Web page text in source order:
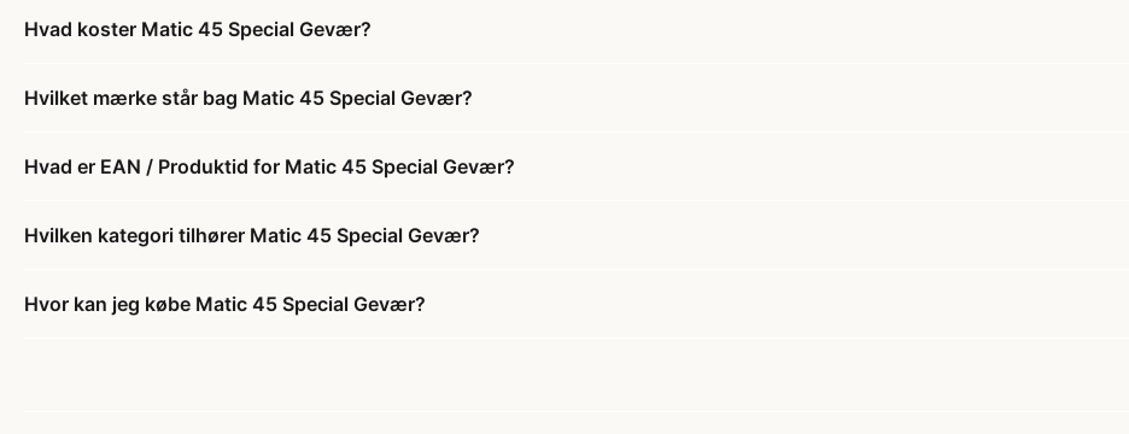
Hvad koster Matic 45 Special Gevær?
Hvilket mærke står bag Matic 45 Special Gevær?
Hvad er EAN / Produktid for Matic 45 Special Gevær?
Hvilken kategori tilhører Matic 45 Special Gevær?
Hvor kan jeg købe Matic 45 Special Gevær?